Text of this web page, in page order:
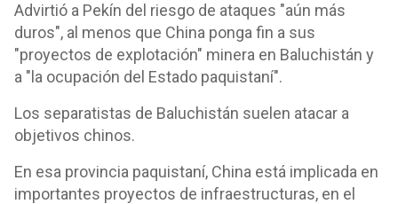
Advirtió a Pekín del riesgo de ataques "aún más
duros", al menos que China ponga fin a sus
"proyectos de explotación" minera en Baluchistán y
a "la ocupación del Estado paquistaní".
Los separatistas de Baluchistán suelen atacar a
objetivos chinos.
En esa provincia paquistaní, China está implicada en
importantes proyectos de infraestructuras, en el